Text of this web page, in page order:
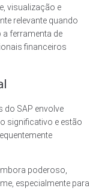
visualização e
relevante quando
ferramenta de
financeiros
do SAP envolve
significativo e estão
poderoso,
especialmente para